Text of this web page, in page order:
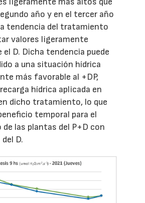
año y en el tercer año
tendencia del tratamiento
valores ligeramente
el D. Dicha tendencia puede
a una situación hídrica
más favorable al +DP,
hídrica aplicada en
dicho tratamiento, lo que
temporal para el
las plantas del P+D con
D.